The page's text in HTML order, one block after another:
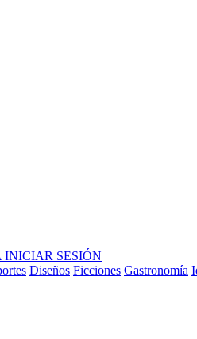
INICIAR SESIÓN
Diseños Ficciones Gastronomía